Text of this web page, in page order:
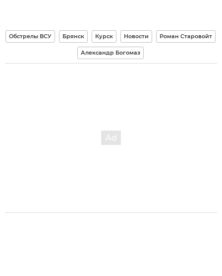
Обстрелы ВСУ Брянск Курск Новости Роман Старовойт
Александр Богомаз